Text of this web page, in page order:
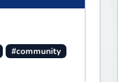
#community